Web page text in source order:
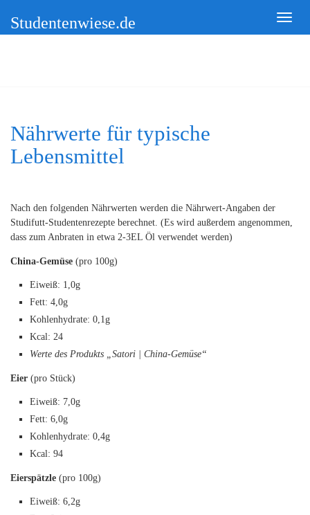
Studentenwiese.de
Nährwerte für typische
Lebensmittel
Nach den folgenden Nährwerten werden die Nährwert-Angaben der
Studifutt-Studentenrezepte berechnet. (Es wird außerdem angenommen,
dass zum Anbraten in etwa 2-3EL Öl verwendet werden)
China-Gemüse (pro 100g)
Eiweiß: 1,0g
Fett: 4,0g
Kohlenhydrate: 0,1g
Kcal: 24
Werte des Produkts „Satori | China-Gemüse“
Eier (pro Stück)
Eiweiß: 7,0g
Fett: 6,0g
Kohlenhydrate: 0,4g
Kcal: 94
Eierspätzle (pro 100g)
Eiweiß: 6,2g